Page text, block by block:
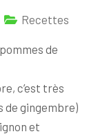
Recettes
de
c’est très
de gingembre)
et